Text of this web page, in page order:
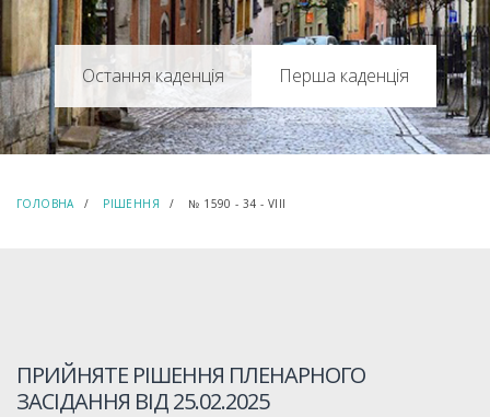
Перша каденція
ГОЛОВНА РІШЕННЯ № 1590 - 34 - VIIІ
ПРИЙНЯТЕ РІШЕННЯ ПЛЕНАРНОГО
ЗАСІДАННЯ ВІД25.02.2025